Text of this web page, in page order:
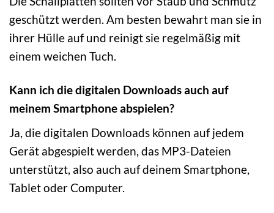
geschützt werden. Am besten bewahrt man sie in
ihrer Hülle auf und reinigt sie regelmäßig mit
einem weichen Tuch.
Kann ich die digitalen Downloads auch auf
meinem Smartphone abspielen?
Ja, die digitalen Downloads können auf jedem
Gerät abgespielt werden, das MP3-Dateien
unterstützt, also auch auf deinem Smartphone,
Tablet oder Computer.